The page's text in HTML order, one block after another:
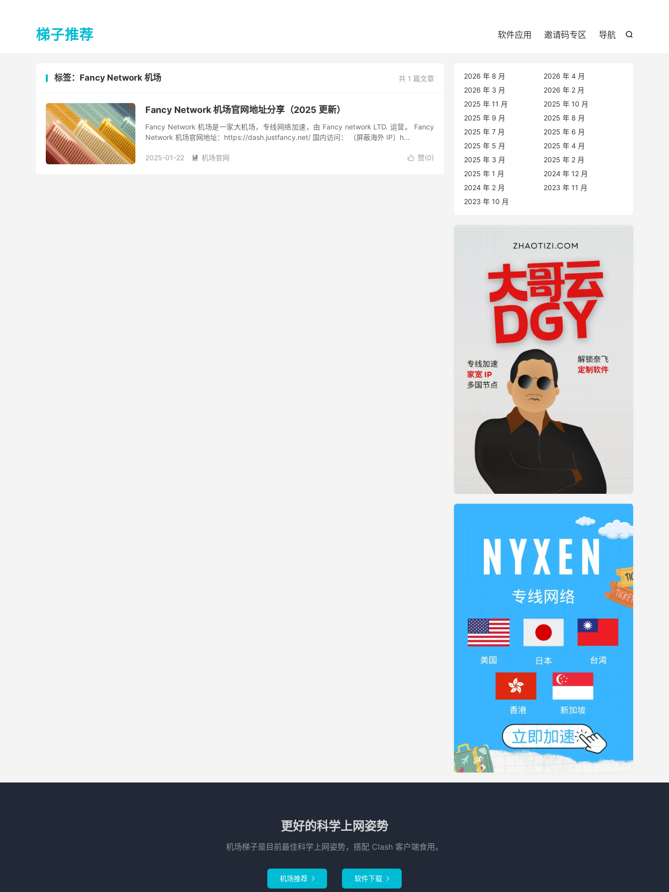
梯子推荐 
软件应用 邀请码专区 导航
共 1 篇文章
标签：Fancy Network 机场
Fancy Network 机场官网地址分享（2025 更新）
Fancy Network 机场是一家大机场，专线网络加速，由 Fancy network LTD. 运营。 Fancy
Network 机场官网地址：https://dash.justfancy.net/ 国内访问： （屏蔽海外 IP）h...
 赞(0)
2025-01-22  机场官网
2026 年 8 月
2026 年 4 月
2026 年 3 月
2026 年 2 月
2025 年 11 月
2025 年 10 月
2025 年 9 月
2025 年 8 月
2025 年 7 月
2025 年 6 月
2025 年 5 月
2025 年 4 月
2025 年 3 月
2025 年 2 月
2025 年 1 月
2024 年 12 月
2024 年 2 月
2023 年 11 月
2023 年 10 月
更好的科学上网姿势
机场梯子是目前最佳科学上网姿势，搭配 Clash 客户端食用。
机场推荐  软件下载 